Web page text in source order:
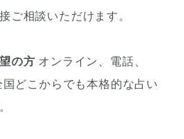
ご相談いただけます。
の方 オンライン、電話、
どこからでも本格的な占い